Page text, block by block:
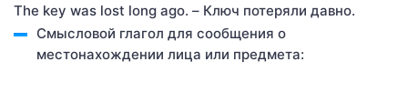
The key was lost long ago. – Ключ потеряли давно.
Смысловой глагол для сообщения о
местонахождении лица или предмета: